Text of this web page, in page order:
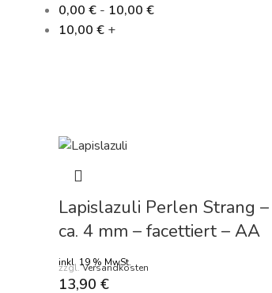
0,00 € - 10,00 €
10,00 € +
Lapislazuli Perlen Strang –
ca. 4 mm – facettiert – AA
inkl. 19 % MwSt.
zzgl.Versandkosten
13,90 €